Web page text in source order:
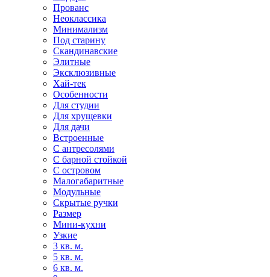
Прованс
Неоклассика
Минимализм
Под старину
Скандинавские
Элитные
Эксклюзивные
Хай-тек
Особенности
Для студии
Для хрущевки
Для дачи
Встроенные
С антресолями
С барной стойкой
С островом
Малогабаритные
Модульные
Скрытые ручки
Размер
Мини-кухни
Узкие
3 кв. м.
5 кв. м.
6 кв. м.